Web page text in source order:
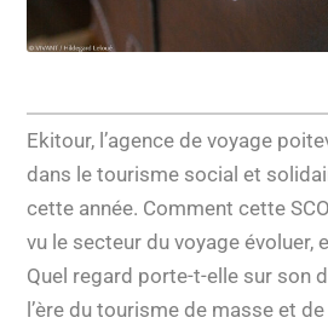
Ekitour, l’agence de voyage
dans le tourisme social et
cette année. Comment cette
vu le secteur du voyage évoluer,
Quel regard porte-t-elle sur son
l’ère du tourisme de masse et